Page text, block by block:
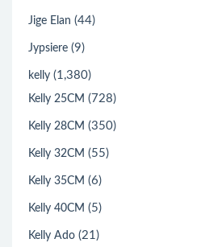
Jige Elan (44)
Jypsiere (9)
kelly (1,380)
Kelly 25CM (728)
Kelly 28CM (350)
Kelly 32CM (55)
Kelly 35CM (6)
Kelly 40CM (5)
Kelly Ado (21)